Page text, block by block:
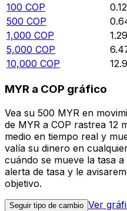
100 COP
500 COP
1,000 COP
5,000 COP
10,000 COP
MYR a COP gráfico
Vea su 500 MYR en
de MYR a COP rastrea 12
medio en tiempo real y
valía su dinero en
cuándo se mueve la tasa
alerta de tasa y le
objetivo.
Seguir tipo de cambio Ver